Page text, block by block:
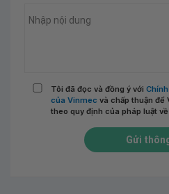
Tôi đã đọc và đồng ý với
của Vinmec và chấp thuận để
theo quy định của pháp luật về
Gửi